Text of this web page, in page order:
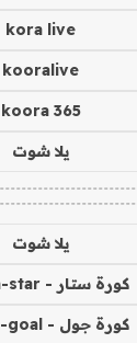
kora live
kooralive
koora 365
يلا شوت
يلا شوت
كورة ستار - koora-star
كورة جول - koora-goal